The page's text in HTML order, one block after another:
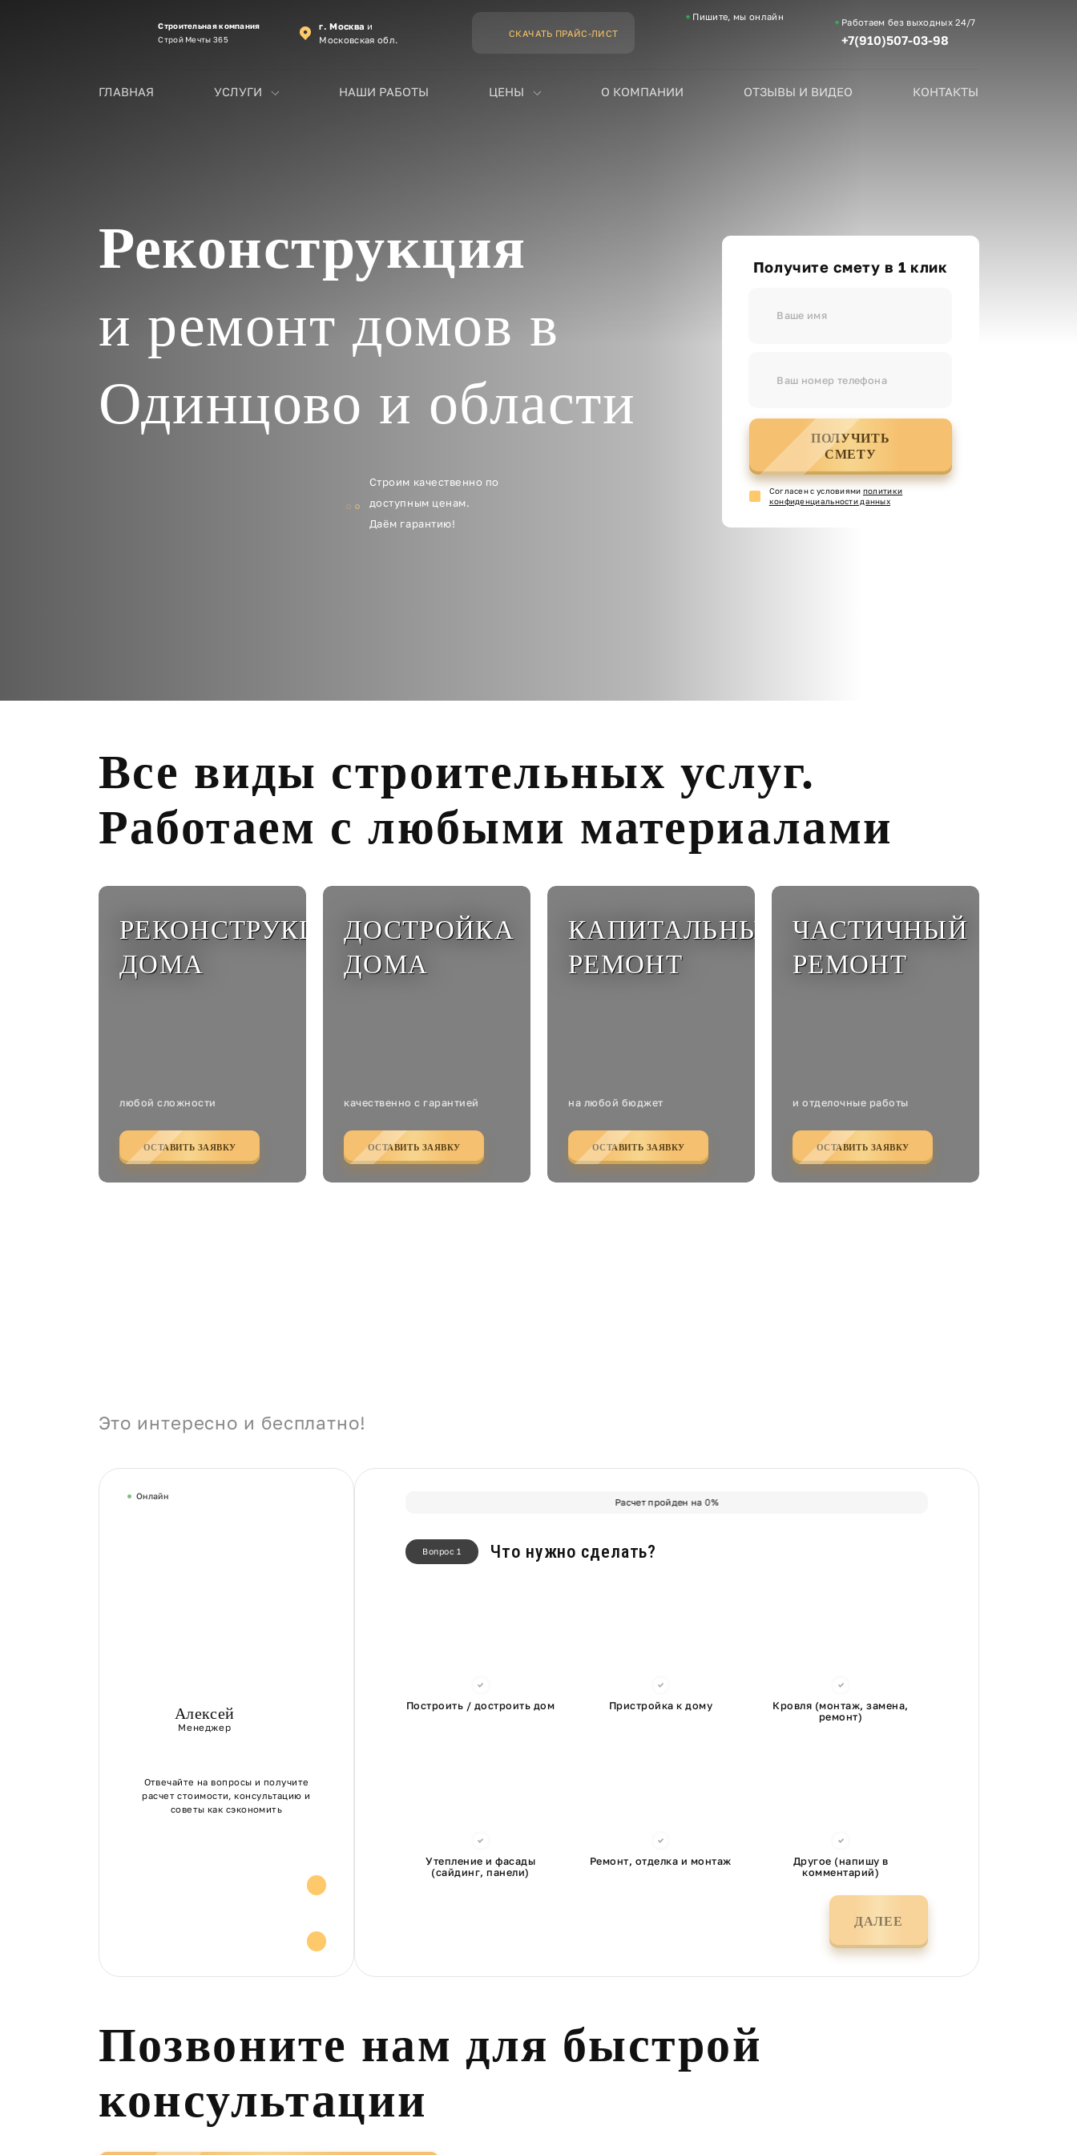
Строительная компания
Строй Мечты 365
г. Москва и
Московская обл.
СКАЧАТЬ ПРАЙС-ЛИСТ
Пишите, мы онлайн
Работаем без выходных24/7
+7(910)507-03-98
ГЛАВНАЯ УСЛУГИ НАШИ РАБОТЫ ЦЕНЫ О КОМПАНИИ ОТЗЫВЫ И ВИДЕО КОНТАКТЫ
Реконструкция
и ремонт домов в
Одинцово и области
Строим качественно по
доступным ценам.
Даём гарантию!
Получите смету в 1 клик
ПОЛУЧИТЬ
СМЕТУ
Cогласен с условиями политики
конфиденциальности данных
Все виды строительных услуг.
Работаем с любыми материалами
РЕКОНСТРУКЦИЯ
ДОМА
любой сложности
ОСТАВИТЬ ЗАЯВКУ
ДОСТРОЙКА
ДОМА
качественно с гарантией
ОСТАВИТЬ ЗАЯВКУ
КАПИТАЛЬНЫЙ
РЕМОНТ
на любой бюджет
ОСТАВИТЬ ЗАЯВКУ
ЧАСТИЧНЫЙ
РЕМОНТ
и отделочные работы
ОСТАВИТЬ ЗАЯВКУ
Это интересно и бесплатно!
Расчет пройден на0%
Вопрос 1 Что нужно сделать?
Построить / достроить дом Пристройка к дому
Кровля (монтаж, замена,
ремонт)
Утепление и фасады
(сайдинг, панели)
Ремонт, отделка и монтаж
Другое (напишу в
комментарий)
ДАЛЕЕ
Онлайн
Алексей
Менеджер
Отвечайте на вопросы и получите
расчет стоимости, консультацию и
советы как сэкономить
Позвоните нам для быстрой
консультации